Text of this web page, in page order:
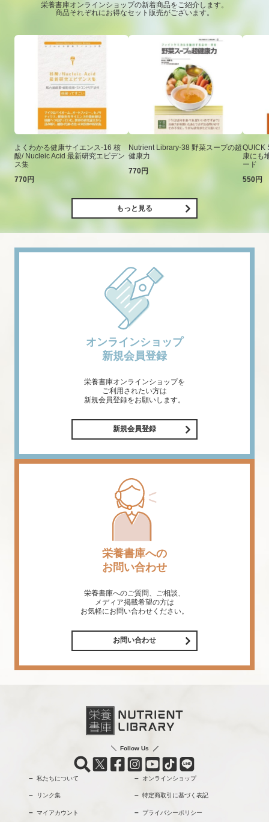
栄養書庫オンラインショップの新着商品をご紹介します。
商品それぞれにお得なセット販売がございます。
よくわかる健康サイエンス-16 核
酸/ Nucleic Acid 最新研究エビデン
ス集
770円
Nutrient Library-38 野菜スープの超
健康力
770円
QUICK
康にも
ード
550円
もっと見る
オンラインショップ
新規会員登録
栄養書庫オンラインショップを
ご利用されたい方は
新規会員登録をお願いします。
新規会員登録
栄養書庫への
お問い合わせ
栄養書庫へのご質問、ご相談、
メディア掲載希望の方は
お気軽にお問い合わせください。
お問い合わせ
Follow Us
私たちについて オンラインショップ
リンク集 特定商取引に基づく表記
マイアカウント プライバシーポリシー